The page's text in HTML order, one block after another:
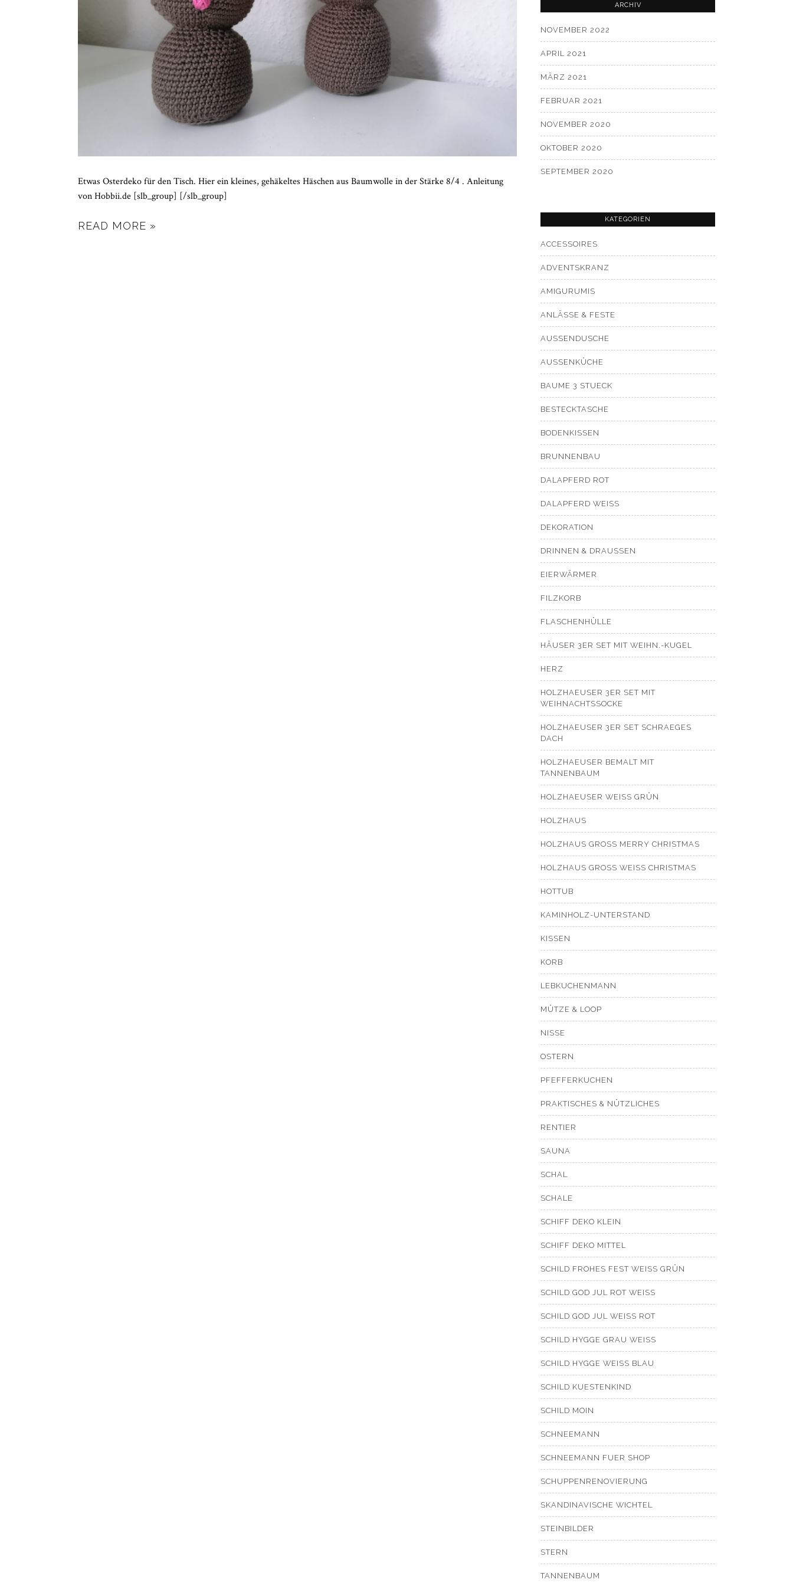
Etwas Osterdeko für den Tisch. Hier ein kleines, gehäkeltes Häschen aus Baumwolle in der Stärke 8/4 . Anleitung
von Hobbii.de [slb_group] [/slb_group]
READ MORE »
ARCHIV
NOVEMBER 2022
APRIL 2021
MÄRZ 2021
FEBRUAR 2021
NOVEMBER 2020
OKTOBER 2020
SEPTEMBER 2020
KATEGORIEN
ACCESSOIRES
ADVENTSKRANZ
AMIGURUMIS
ANLÄSSE & FESTE
AUSSENDUSCHE
AUSSENKÜCHE
BAUME 3 STUECK
BESTECKTASCHE
BODENKISSEN
BRUNNENBAU
DALAPFERD ROT
DALAPFERD WEISS
DEKORATION
DRINNEN & DRAUSSEN
EIERWÄRMER
FILZKORB
FLASCHENHÜLLE
HÄUSER 3ER SET MIT WEIHN.-KUGEL
HERZ
HOLZHAEUSER 3ER SET MIT
WEIHNACHTSSOCKE
HOLZHAEUSER 3ER SET SCHRAEGES
DACH
HOLZHAEUSER BEMALT MIT
TANNENBAUM
HOLZHAEUSER WEISS GRÜN
HOLZHAUS
HOLZHAUS GROSS MERRY CHRISTMAS
HOLZHAUS GROSS WEISS CHRISTMAS
HOTTUB
KAMINHOLZ-UNTERSTAND
KISSEN
KORB
LEBKUCHENMANN
MÜTZE & LOOP
NISSE
OSTERN
PFEFFERKUCHEN
PRAKTISCHES & NÜTZLICHES
RENTIER
SAUNA
SCHAL
SCHALE
SCHIFF DEKO KLEIN
SCHIFF DEKO MITTEL
SCHILD FROHES FEST WEISS GRÜN
SCHILD GOD JUL ROT WEISS
SCHILD GOD JUL WEISS ROT
SCHILD HYGGE GRAU WEISS
SCHILD HYGGE WEISS BLAU
SCHILD KUESTENKIND
SCHILD MOIN
SCHNEEMANN
SCHNEEMANN FUER SHOP
SCHUPPENRENOVIERUNG
SKANDINAVISCHE WICHTEL
STEINBILDER
STERN
TANNENBAUM